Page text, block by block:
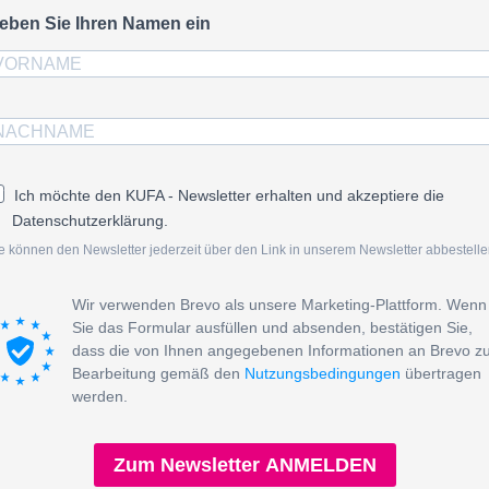
Sie Ihren Namen ein
Ich möchte den KUFA - Newsletter erhalten und akzeptiere die
Datenschutzerklärung.
können den Newsletter jederzeit über den Link in unserem Newsletter
Wir verwenden Brevo als unsere Marketing-Plattform. Wenn
Sie das Formular ausfüllen und absenden, bestätigen Sie,
dass die von Ihnen angegebenen Informationen an Brevo
Bearbeitung gemäß den Nutzungsbedingungen übertragen
werden.
Zum Newsletter ANMELDEN